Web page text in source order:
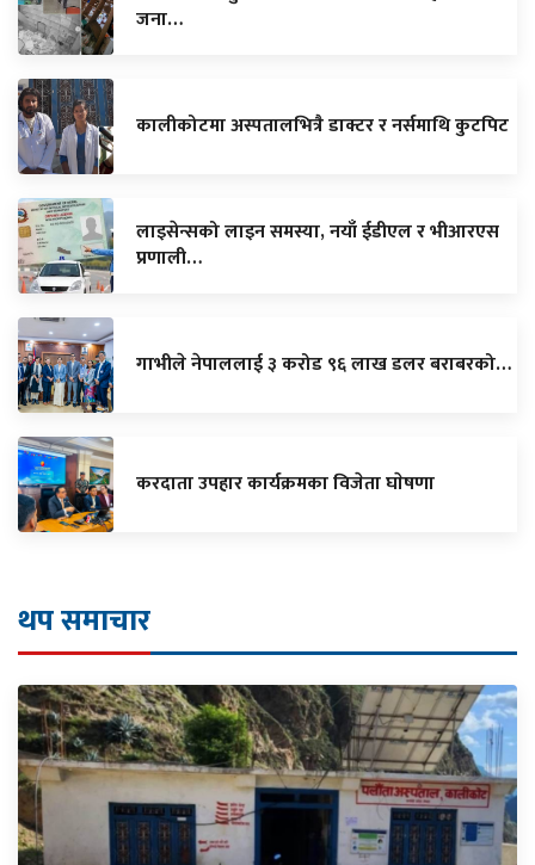
जना…
कालीकोटमा अस्पतालभित्रै डाक्टर र नर्समाथि कुटपिट
लाइसेन्सको लाइन समस्या, नयाँ ईडीएल र भीआरएस
प्रणाली…
गाभीले नेपाललाई ३ करोड ९६ लाख डलर बराबरको…
करदाता उपहार कार्यक्रमका विजेता घाेषणा
थप समाचार